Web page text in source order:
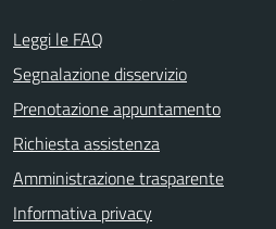
Leggi le FAQ
Segnalazione disservizio
Prenotazione appuntamento
Richiesta assistenza
Amministrazione trasparente
Informativa privacy